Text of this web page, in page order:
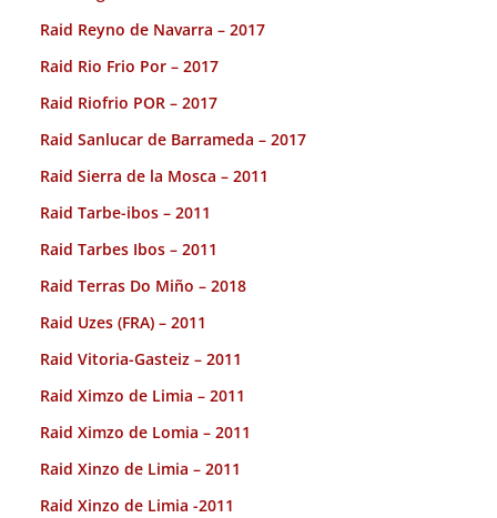
Raid Reyno de Navarra – 2017
Raid Rio Frio Por – 2017
Raid Riofrio POR – 2017
Raid Sanlucar de Barrameda – 2017
Raid Sierra de la Mosca – 2011
Raid Tarbe-ibos – 2011
Raid Tarbes Ibos – 2011
Raid Terras Do Miño – 2018
Raid Uzes (FRA) – 2011
Raid Vitoria-Gasteiz – 2011
Raid Ximzo de Limia – 2011
Raid Ximzo de Lomia – 2011
Raid Xinzo de Limia – 2011
Raid Xinzo de Limia -2011